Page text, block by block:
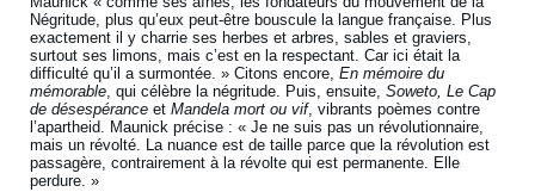
Négritude, plus qu’eux peut-être bouscule la langue française. Plus
exactement il y charrie ses herbes et arbres, sables et graviers,
surtout ses limons, mais c’est en la respectant. Car ici était la
difficulté qu’il a surmontée. » Citons encore,En mémoire du
mémorable, qui célèbre la négritude. Puis, ensuite,Soweto, Le Cap
de désespérance etMandela mort ou vif, vibrants poèmes contre
l’apartheid. Maunick précise : « Je ne suis pas un révolutionnaire,
mais un révolté. La nuance est de taille parce que la révolution est
passagère, contrairement à la révolte qui est permanente. Elle
perdure. »